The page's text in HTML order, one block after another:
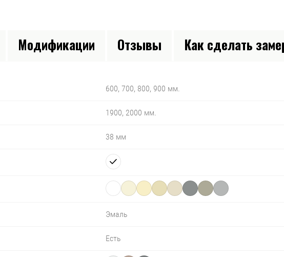
Модификации Отзывы Как сделать
600, 700, 800, 900 мм.
1900, 2000 мм.
38 мм
Эмаль
Есть